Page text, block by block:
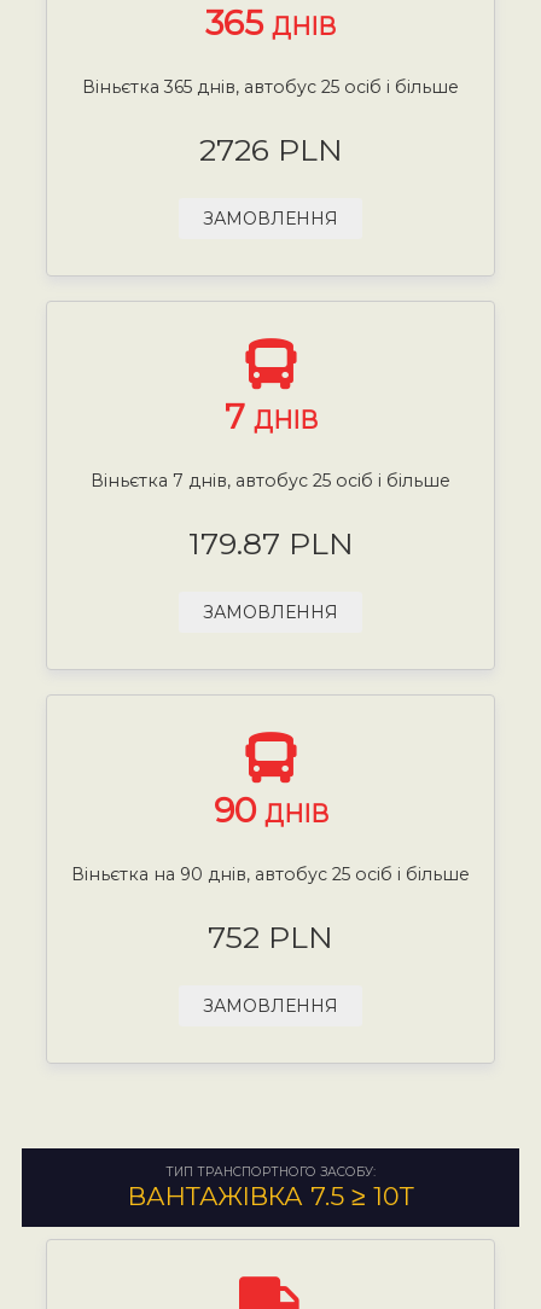
365 ДНІВ
Віньєтка 365 днів, автобус 25 осіб і більше
2726 PLN
ЗАМОВЛЕННЯ
7 ДНІВ
Віньєтка 7 днів, автобус 25 осіб і більше
179.87 PLN
ЗАМОВЛЕННЯ
90 ДНІВ
Віньєтка на 90 днів, автобус 25 осіб і більше
752 PLN
ЗАМОВЛЕННЯ
ТИП ТРАНСПОРТНОГО ЗАСОБУ:
ВАНТАЖІВКА 7.5 ≥ 10Т